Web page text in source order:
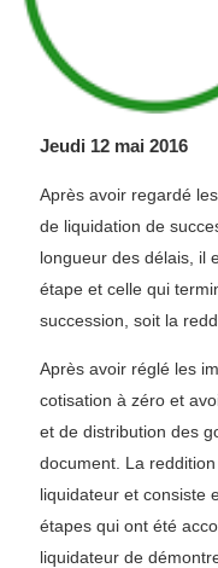
Jeudi 12 mai 2016
Après avoir regardé
de liquidation de
longueur des délais, il
étape et celle qui
succession, soit la
Après avoir réglé les
cotisation à zéro et
et de distribution des
document. La
liquidateur et consiste
étapes qui ont été
liquidateur de